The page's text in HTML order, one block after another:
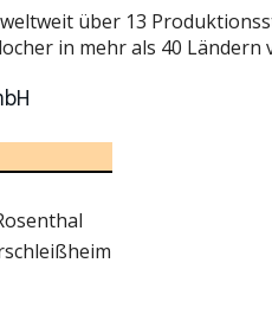
über 13
in mehr als 40 Ländern